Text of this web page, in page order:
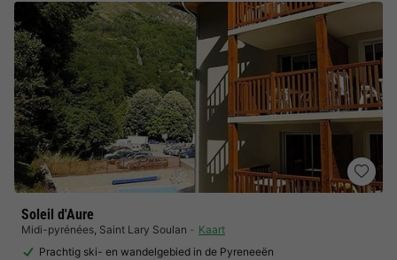
Soleil d'Aure
Midi-pyrénées, Saint Lary Soulan
Kaart
Prachtig ski- en wandelgebied in de Pyreneeën